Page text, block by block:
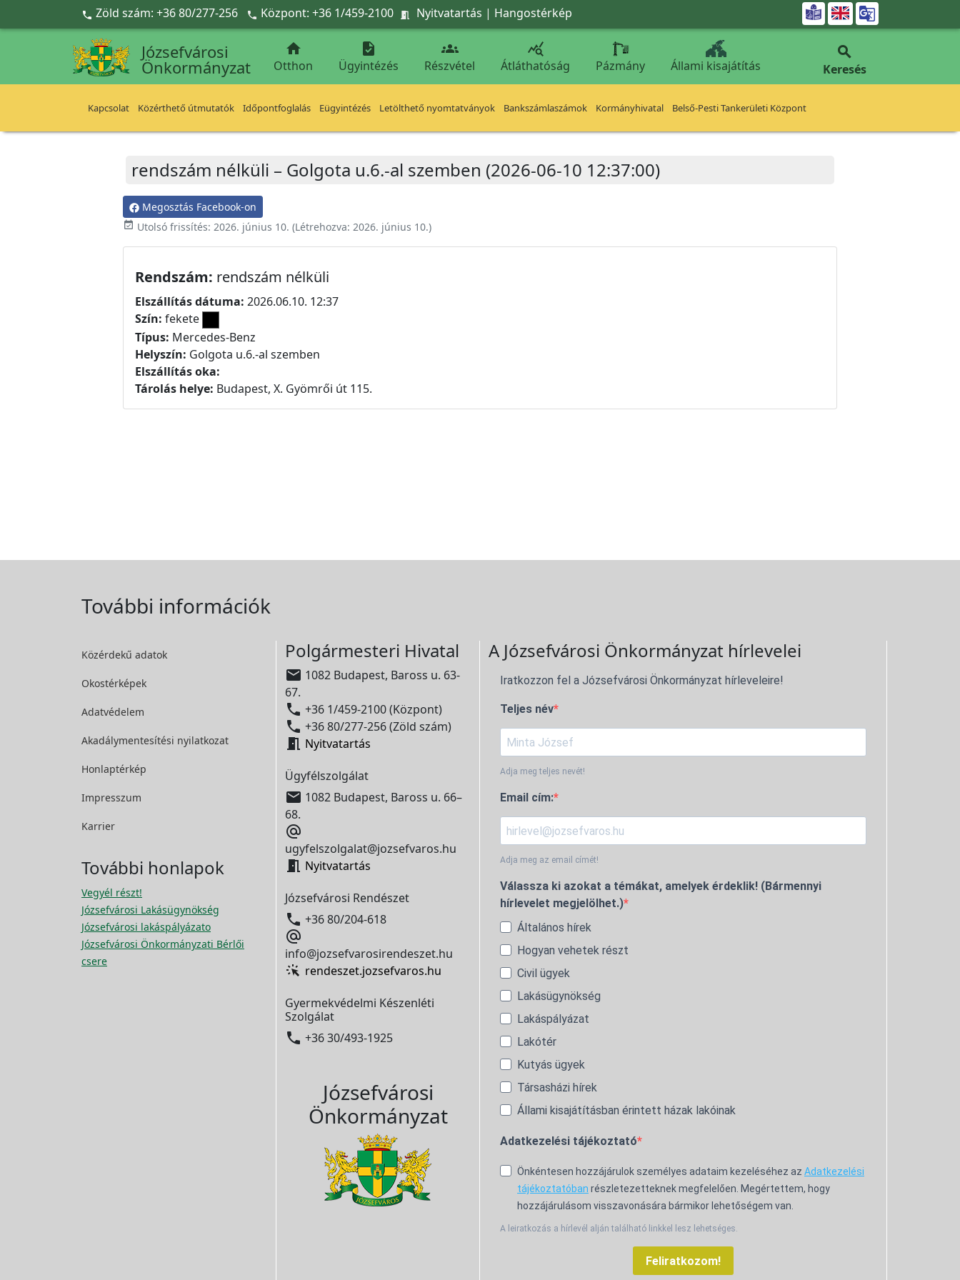
Ugrás a fő tartalomra
 Zöld szám: +36 80/277-256  Központ: +36 1/459-2100  Nyitvatartás | Hangostérkép 
Józsefvárosi
Önkormányzat

Otthon

Ügyintézés

Részvétel

Átláthatóság Pázmány Állami kisajátítás

Keresés
Kapcsolat Közérthető útmutatók Időpontfoglalás Eügyintézés Letölthető nyomtatványok Bankszámlaszámok Kormányhivatal Belső-Pesti Tankerületi Központ
rendszám nélküli – Golgota u.6.-al szemben (2026-06-10 12:37:00)
Megosztás Facebook-on
event_available Utolsó frissítés: 2026. június 10. (Létrehozva: 2026. június 10.)
Rendszám: rendszám nélküli
Elszállítás dátuma: 2026.06.10. 12:37
Szín: fekete
Típus: Mercedes-Benz
Helyszín: Golgota u.6.-al szemben
Elszállítás oka:
Tárolás helye: Budapest, X. Gyömrői út 115.
További információk
Közérdekű adatok
Okostérképek
Adatvédelem
Akadálymentesítési nyilatkozat
Honlaptérkép
Impresszum
Karrier
További honlapok
Vegyél részt!
Józsefvárosi Lakásügynökség
Józsefvárosi lakáspályázato
Józsefvárosi Önkormányzati Bérlői
csere
Polgármesteri Hivatal
 1082 Budapest, Baross u. 63-
67.
 +36 1/459-2100 (Központ)
 +36 80/277-256 (Zöld szám)
 Nyitvatartás
Ügyfélszolgálat
 1082 Budapest, Baross u. 66–
68.

ugyfelszolgalat@jozsefvaros.hu
 Nyitvatartás
Józsefvárosi Rendészet
 +36 80/204-618

info@jozsefvarosirendeszet.hu
rendeszet.jozsefvaros.hu
Gyermekvédelmi Készenléti
Szolgálat
 +36 30/493-1925
Józsefvárosi
Önkormányzat
A Józsefvárosi Önkormányzat hírlevelei
Iratkozzon fel a Józsefvárosi Önkormányzat hírleveleire!
Teljes név
Adja meg teljes nevét!
Email cím:
Adja meg az email címét!
Válassza ki azokat a témákat, amelyek érdeklik! (Bármennyi
hírlevelet megjelölhet.)
Általános hírek
Hogyan vehetek részt
Civil ügyek
Lakásügynökség
Lakáspályázat
Lakótér
Kutyás ügyek
Társasházi hírek
Állami kisajátításban érintett házak lakóinak
Adatkezelési tájékoztató
Önkéntesen hozzájárulok személyes adataim kezeléséhez az Adatkezelési
tájékoztatóban részletezetteknek megfelelően. Megértettem, hogy
hozzájárulásom visszavonására bármikor lehetőségem van.
A leiratkozás a hírlevél alján található linkkel lesz lehetséges.
Feliratkozom!